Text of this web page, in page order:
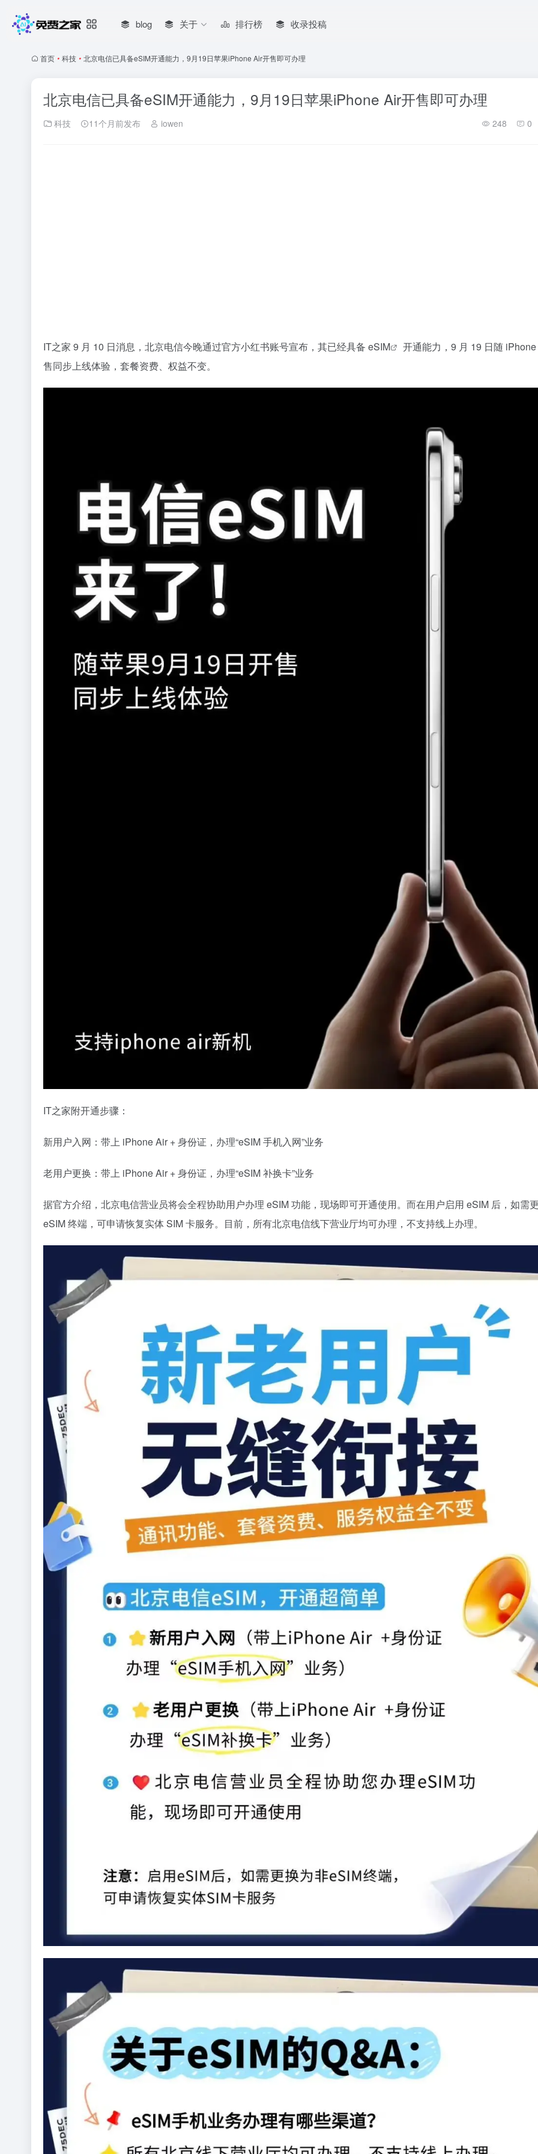
blog 关于 排行榜 收录投稿
首页 • 科技 • 北京电信已具备eSIM开通能力，9月19日苹果iPhone Air开售即可办理
北京电信已具备eSIM开通能力，9月19日苹果iPhone Air开售即可办理
科技 11个月前发布 iowen 248 0
IT之家 9 月 10 日消息，北京电信今晚通过官方小红书账号宣布，其已经具备 eSIM
开通能力，9 月 19 日随
售同步上线体验，套餐资费、权益不变。
IT之家附开通步骤：
新用户入网：带上 iPhone Air + 身份证，办理“eSIM 手机入网”业务
老用户更换：带上 iPhone Air + 身份证，办理“eSIM 补换卡”业务
据官方介绍，北京电信营业员将会全程协助用户办理 eSIM 功能，现场即可开通使用。而在用户启用 eSIM 后，如需
eSIM 终端，可申请恢复实体 SIM 卡服务。目前，所有北京电信线下营业厅均可办理，不支持线上办理。